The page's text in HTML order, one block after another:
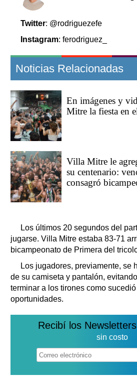
Suplementos
Servicios
Loterías
Datos
Fúnebres
Twitter: @rodriguezefe
Instagram: ferodriguez_
Noticias Relacionadas
En imágenes y
Mitre la fiesta en
Villa Mitre le
su centenario:
consagró
Los últimos 20 segundos del
jugarse. Villa Mitre estaba 83-71
bicampeonato de Primera del
Los jugadores, previamente, se
de su camiseta y pantalón,
terminar a los tirones como
oportunidades.
Recibí los
sin costo